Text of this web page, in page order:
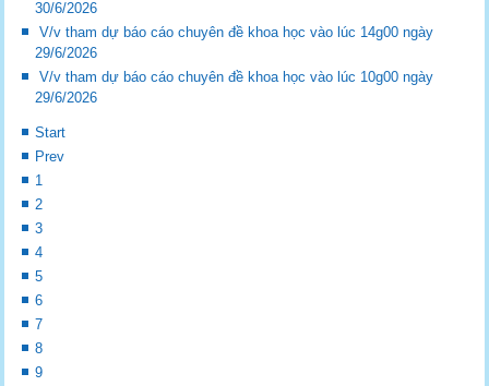
30/6/2026
V/v tham dự báo cáo chuyên đề khoa học vào lúc 14g00 ngày
29/6/2026
V/v tham dự báo cáo chuyên đề khoa học vào lúc 10g00 ngày
29/6/2026
Start
Prev
1
2
3
4
5
6
7
8
9